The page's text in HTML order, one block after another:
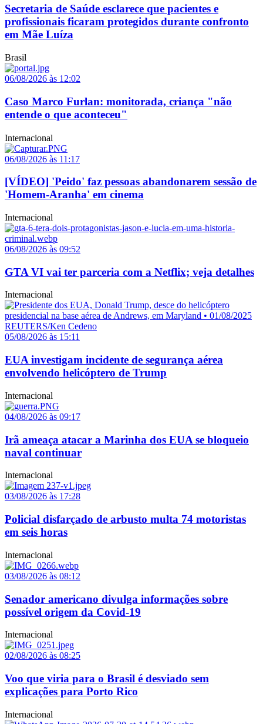
Secretaria de Saúde esclarece que pacientes e
profissionais ficaram protegidos durante confronto
em Mãe Luíza
Brasil
06/08/2026 às 12:02
Caso Marco Furlan: monitorada, criança "não
entende o que aconteceu"
Internacional
06/08/2026 às 11:17
[VÍDEO] 'Peido' faz pessoas abandonarem sessão de
'Homem-Aranha' em cinema
Internacional
06/08/2026 às 09:52
GTA VI vai ter parceria com a Netflix; veja detalhes
Internacional
05/08/2026 às 15:11
EUA investigam incidente de segurança aérea
envolvendo helicóptero de Trump
Internacional
04/08/2026 às 09:17
Irã ameaça atacar a Marinha dos EUA se bloqueio
naval continuar
Internacional
03/08/2026 às 17:28
Policial disfarçado de arbusto multa 74 motoristas
em seis horas
Internacional
03/08/2026 às 08:12
Senador americano divulga informações sobre
possível origem da Covid-19
Internacional
02/08/2026 às 08:25
Voo que viria para o Brasil é desviado sem
explicações para Porto Rico
Internacional